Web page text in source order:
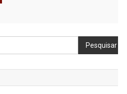
Pesquisar